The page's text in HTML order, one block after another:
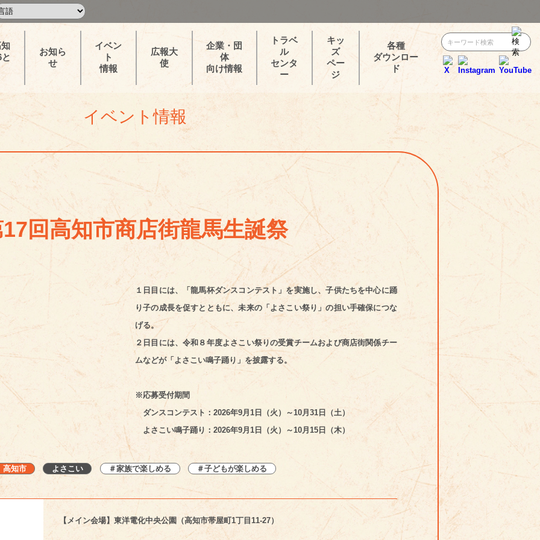
お知ら
せ
イベン
ト
情報
広報大
使
企業・団
体
向け情報
トラベ
ル
センタ
ー
キッ
ズ
ペー
ジ
各種
ダウンロー
ド
イベント情報
回高知市商店街龍馬生誕祭
１日目には、「龍馬杯ダンスコンテスト」を実施し、子供たちを中心に踊
り子の成長を促すとともに、未来の「よさこい祭り」の担い手確保につな
げる。
２日目には、令和８年度よさこい祭りの受賞チームおよび商店街関係チー
ムなどが「よさこい鳴子踊り」を披露する。
※応募受付期間
ダンスコンテスト：2026年9月1日（火）～10月31日（土）
よさこい鳴子踊り：2026年9月1日（火）～10月15日（木）
高知市 よさこい ＃家族で楽しめる ＃子どもが楽しめる
【メイン会場】東洋電化中央公園（高知市帯屋町1丁目11-27）